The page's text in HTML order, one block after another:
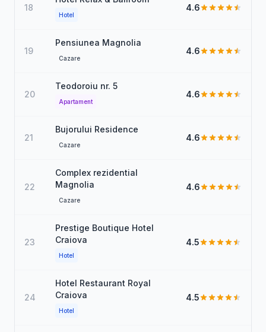
18
Hotel
4.6
19
Pensiunea Magnolia
Cazare
4.6
20
Teodoroiu nr. 5
Apartament
4.6
21
Bujorului Residence
Cazare
4.6
22
Complex rezidential
Magnolia
Cazare
4.6
23
Prestige Boutique Hotel
Craiova
Hotel
4.5
24
Hotel Restaurant Royal
Craiova
Hotel
4.5